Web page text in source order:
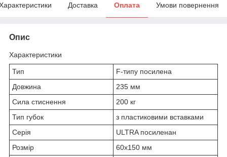
Доставка Оплата Умови повернення
Опис
Характеристики
Тип
F-типу посилена
Довжина
235 мм
Сила стиснення
200 кг
Тип губок
з пластиковими вставками
Серія
ULTRA посиленан
Розмір
60х150 мм